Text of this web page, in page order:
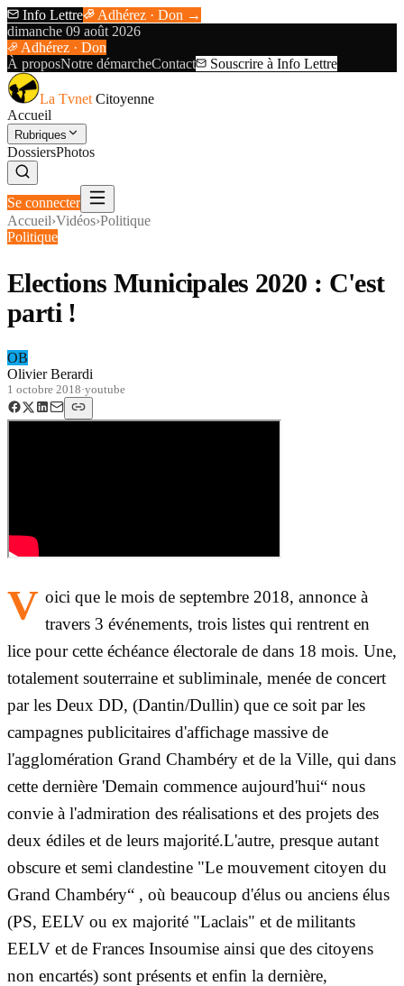
Info Lettre
Adhérez · Don →
dimanche 09 août 2026
Adhérez · Don
À proposNotre démarcheContact Souscrire à Info Lettre
La Tvnet Citoyenne
Accueil
Rubriques
DossiersPhotos
Se connecter
Accueil›Vidéos›Politique
Politique
Elections Municipales 2020 : C'est
parti !
OB
Olivier Berardi
1 octobre 2018·youtube
V oici que le mois de septembre 2018, annonce à
travers 3 événements, trois listes qui rentrent en
lice pour cette échéance électorale de dans 18 mois. Une,
totalement souterraine et subliminale, menée de concert
par les Deux DD, (Dantin/Dullin) que ce soit par les
campagnes publicitaires d'affichage massive de
l'agglomération Grand Chambéry et de la Ville, qui dans
cette dernière 'Demain commence aujourd'hui“ nous
convie à l'admiration des réalisations et des projets des
deux édiles et de leurs majorité.L'autre, presque autant
obscure et semi clandestine "Le mouvement citoyen du
Grand Chambéry“ , où beaucoup d'élus ou anciens élus
(PS, EELV ou ex majorité "Laclais" et de militants
EELV et de Frances Insoumise ainsi que des citoyens
non encartés) sont présents et enfin la dernière,